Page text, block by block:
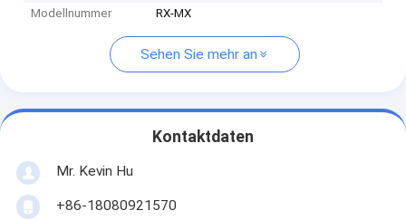
Modellnummer
RX-MX
Sehen Sie mehr an
Kontaktdaten
Mr. Kevin Hu
+86-18080921570